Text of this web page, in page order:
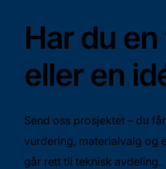
Har du
eller en
Send oss prosjektet – du
vurdering, materialvalg og
går rett til teknisk avdeling.